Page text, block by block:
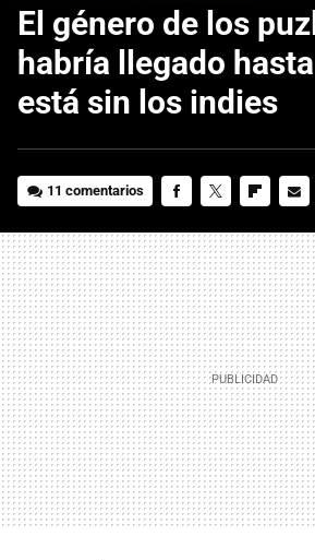
El género de los
habría llegado
está sin los indies
11 comentarios
MAIL